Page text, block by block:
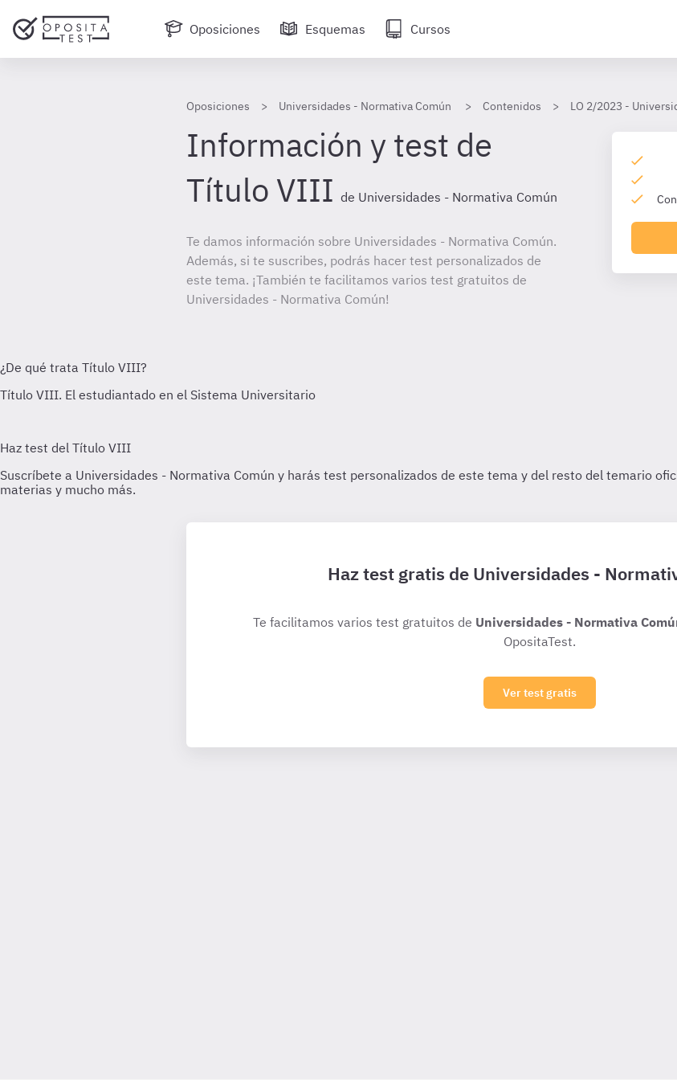
Oposiciones Esquemas Cursos
Oposiciones Universidades - Normativa Común Contenidos LO 2/2023 -
Información y test de
Título VIII de Universidades - Normativa Común
Te damos información sobre Universidades - Normativa Común.
Además, si te suscribes, podrás hacer test personalizados de
este tema. ¡También te facilitamos varios test gratuitos de
Universidades - Normativa Común!
Haz test gratis de Universidades -
Te facilitamos varios test gratuitos de Universidades - Normativa
OpositaTest.
Ver test gratis